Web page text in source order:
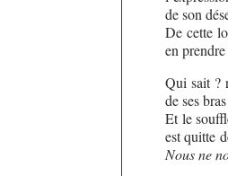
de son
De cette
en
Qui sait ?
de ses
Et le
est quitte
Nous ne